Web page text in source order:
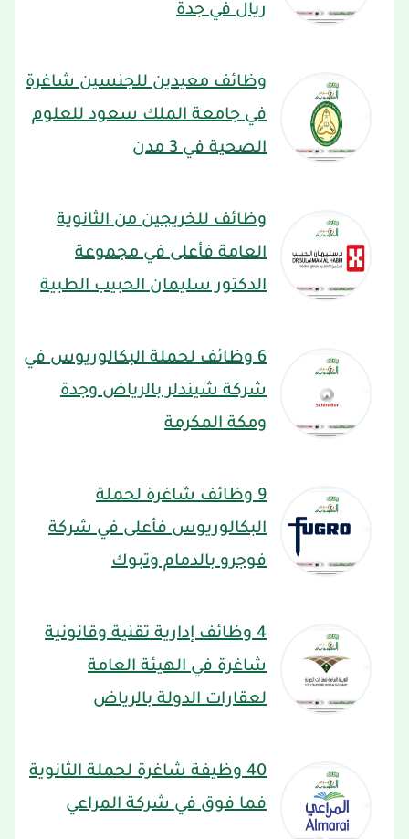
ريال في جدة
وظائف معيدين للجنسين شاغرة
في جامعة الملك سعود للعلوم
الصحية في 3 مدن
وظائف للخريجين من الثانوية
العامة فأعلى في مجموعة
الدكتور سليمان الحبيب الطبية
6 وظائف لحملة البكالوريوس في
شركة شيندلر بالرياض وجدة
ومكة المكرمة
9 وظائف شاغرة لحملة
البكالوريوس فأعلى في شركة
فوجرو بالدمام وتبوك
4 وظائف إدارية تقنية وقانونية
شاغرة في الهيئة العامة
لعقارات الدولة بالرياض
40 وظيفة شاغرة لحملة الثانوية
فما فوق في شركة المراعي